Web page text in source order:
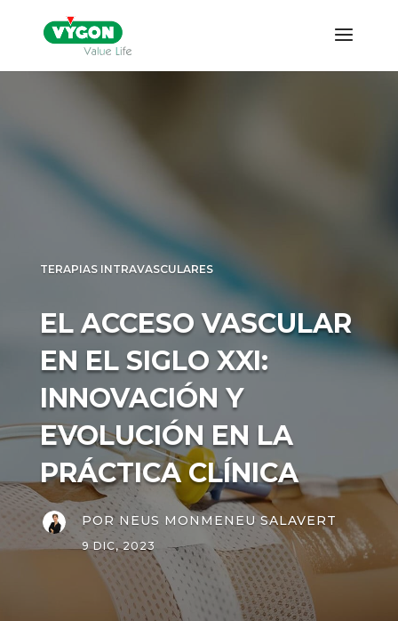
TERAPIAS INTRAVASCULARES
EL ACCESO
VASCULAR EN EL
SIGLO XXI:
INNOVACIÓN Y
EVOLUCIÓN EN LA
PRÁCTICA CLÍNICA
POR NEUS MONMENEU SALAVERT
9 DIC, 2023